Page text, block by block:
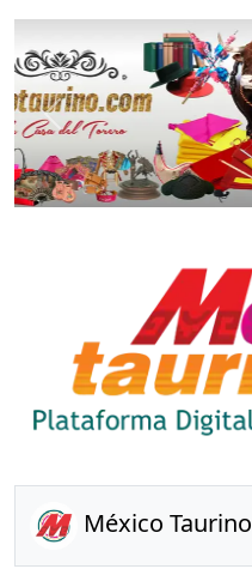
Anterior
México Taurino